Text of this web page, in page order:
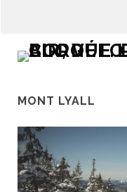
MONT LYALL